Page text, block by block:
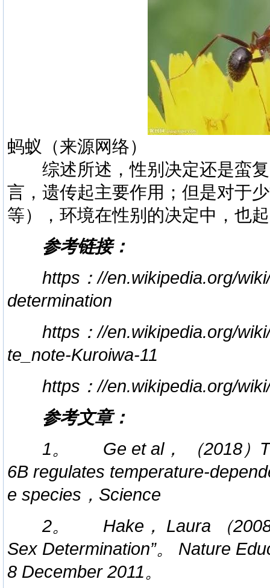
蚂蚁（来源网络）
综述所述，性别决定还是蛮复
言，遗传起主要作用；但是对于
等），环境在性别的决定中，也
参考链接：
https：//en.wikipedia.org/
determination
https：//en.wikipedia.org/
te_note-Kuroiwa-11
https：//en.wikipedia.org/
参考文章：
1。 Ge et al， （2018）
6B regulates temperature-
e species，Science
2。 Hake， Laura （2008
Sex Determination”。 Nature
8 December 2011。